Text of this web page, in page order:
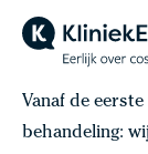
Vanaf de
behandeling: